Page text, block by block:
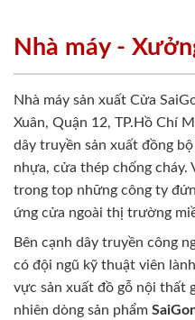
Nhà máy -
Nhà máy sản xuất Cửa
Xuân, Quận 12, TP.Hồ Chí
dây truyền sản xuất đồng
nhựa, cửa thép chống cháy.
trong top những công ty
ứng cửa ngoài thị trường
Bên cạnh dây truyền công
có đội ngũ kỹ thuật viên
vực sản xuất đồ gỗ nội thất
nhiên dòng sản phẩm